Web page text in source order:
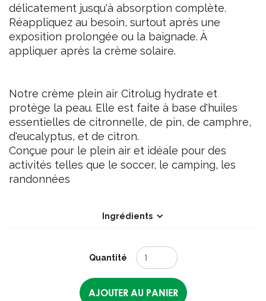
délicatement jusqu'à absorption complète.
Réappliquez au besoin, surtout après une
exposition prolongée ou la baignade. À
appliquer après la crème solaire.
Notre crème plein air Citrolug hydrate et
protège la peau. Elle est faite à base d'huiles
essentielles de citronnelle, de pin, de camphre,
d'eucalyptus, et de citron.
Conçue pour le plein air et idéale pour des
activités telles que le soccer, le camping, les
randonnées
Ingrédients
Quantité